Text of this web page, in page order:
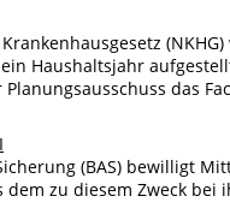
Haushaltsjahr
Planungsausschuss das
(BAS) bewilligt
dem zu diesem Zweck bei